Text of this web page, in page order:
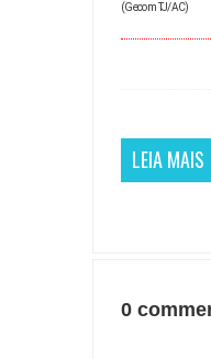
(Gecom TJ/AC)
LEIA MAIS
0